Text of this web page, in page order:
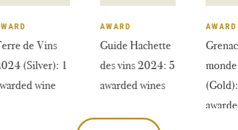
Terre de Vins
2024 (Silver): 1
awarded wine
Guide Hachette
des vins 2024: 5
awarded wines